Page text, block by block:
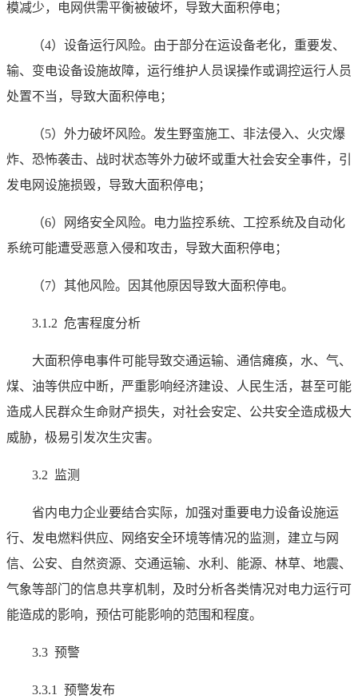
模减少，电网供需平衡被破坏，导致大面积停电；
（4）设备运行风险。由于部分在运设备老化，重要发、
输、变电设备设施故障，运行维护人员误操作或调控运行人员
处置不当，导致大面积停电；
（5）外力破坏风险。发生野蛮施工、非法侵入、火灾爆
炸、恐怖袭击、战时状态等外力破坏或重大社会安全事件，引
发电网设施损毁，导致大面积停电；
（6）网络安全风险。电力监控系统、工控系统及自动化
系统可能遭受恶意入侵和攻击，导致大面积停电；
（7）其他风险。因其他原因导致大面积停电。
3.1.2 危害程度分析
大面积停电事件可能导致交通运输、通信瘫痪，水、气、
煤、油等供应中断，严重影响经济建设、人民生活，甚至可能
造成人民群众生命财产损失，对社会安定、公共安全造成极大
威胁，极易引发次生灾害。
3.2 监测
省内电力企业要结合实际，加强对重要电力设备设施运
行、发电燃料供应、网络安全环境等情况的监测，建立与网
信、公安、自然资源、交通运输、水利、能源、林草、地震、
气象等部门的信息共享机制，及时分析各类情况对电力运行可
能造成的影响，预估可能影响的范围和程度。
3.3 预警
3.3.1 预警发布